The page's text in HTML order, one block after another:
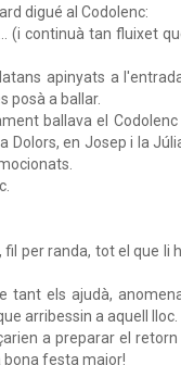
digué al Codolenc:
(i continuà tan fluixet
apinyats a
posà a ballar.
ballava el Codolenc
Dolors, en Josep i la
fil per randa, tot el que li
tant els ajudà,
arribessin a aquell lloc.
a preparar el retorn
bona festa major!